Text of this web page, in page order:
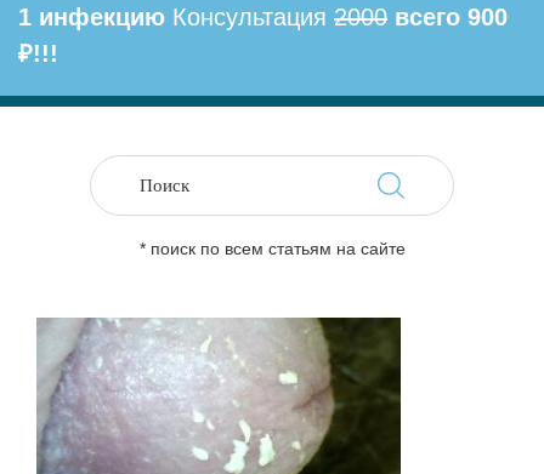
1 инфекцию Консультация 2000 всего 900
₽!!!
* поиск по всем статьям на сайте